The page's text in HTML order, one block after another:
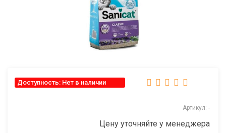
Доступность: Нет в наличии
Артикул: -
Цену уточняйте у менеджера